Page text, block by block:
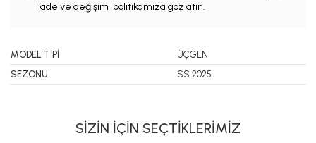
iade ve değişim politikamıza göz atın.
MODEL TİPİ
ÜÇGEN
SEZONU
SS 2025
SİZİN İÇİN SEÇTİKLERİMİZ